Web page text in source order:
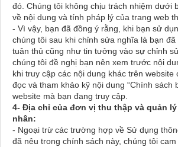
đó. Chúng tôi không chịu trách nhiệm dưới
về nội dung và tính pháp lý của trang web
- Vì vậy, bạn đã đồng ý rằng, khi bạn sử
chúng tôi sau khi chỉnh sửa nghĩa là bạn
tuân thủ cũng như tin tưởng vào sự chỉnh
chúng tôi đề nghị bạn nên xem trước nội
khi truy cập các nội dung khác trên website
đọc và tham khảo kỹ nội dung “Chính sách
website mà bạn đang truy cập.
4- Địa chỉ của đơn vị thu thập và quản
nhân:
- Ngoại trừ các trường hợp về Sử dụng
đã nêu trong chính sách này, chúng tôi